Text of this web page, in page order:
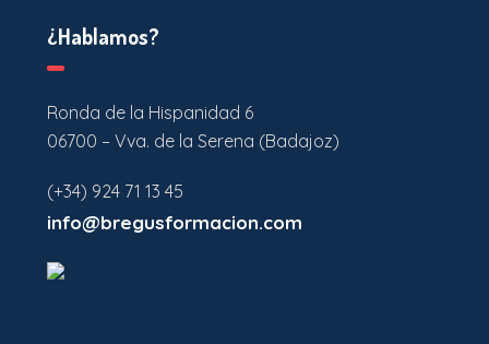
¿Hablamos?
Ronda de la Hispanidad 6
06700 – Vva. de la Serena (Badajoz)
(+34) 924 71 13 45
info@bregusformacion.com